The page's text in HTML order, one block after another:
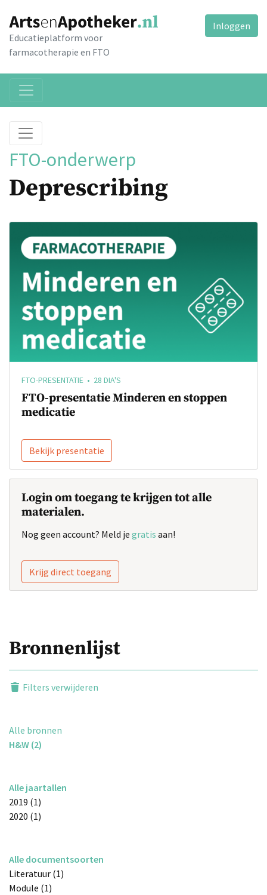
Educatieplatform voor
farmacotherapie en FTO
Inloggen
FTO-onderwerp
Deprescribing
FTO-PRESENTATIE • 28 DIA'S
FTO-presentatie Minderen en stoppen
medicatie
Bekijk presentatie
Login om toegang te krijgen tot alle
materialen.
Nog geen account? Meld je gratis aan!
Krijg direct toegang
Bronnenlijst
Filters verwijderen
Alle bronnen
H&W (2)
Alle jaartallen
2019 (1)
2020 (1)
Alle documentsoorten
Literatuur (1)
Module (1)